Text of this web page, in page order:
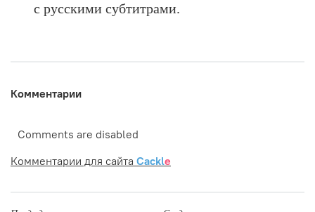
с русскими субтитрами.
Комментарии
Comments are disabled
Комментарии для сайта Cackle